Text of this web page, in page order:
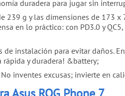
duradera para jugar sin
239 g y las dimensiones de 173
en lo práctico: con PD3.0 y QC5,
de instalación para evitar daños. En
rápida y duradera! &battery;
inventes excusas; invierte en